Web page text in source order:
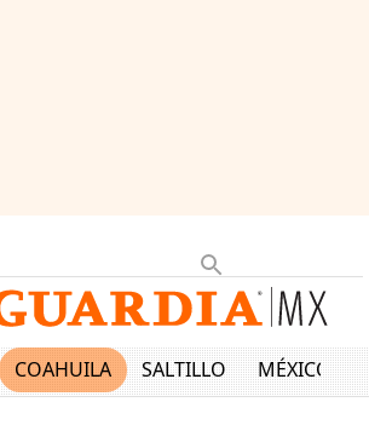
COAHUILA SALTILLO MÉXICO